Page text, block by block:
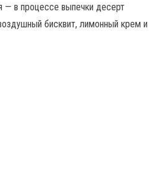
— в процессе выпечки десерт
бисквит, лимонный крем и